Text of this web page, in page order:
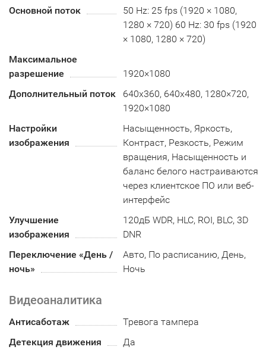
Основной поток
50 Hz: 25 fps (1920 × 1080,
1280 × 720) 60 Hz: 30 fps (1920
× 1080, 1280 × 720)
Максимальное
разрешение
1920×1080
Дополнительный поток
640x360, 640x480, 1280×720,
1920×1080
Настройки
изображения
Насыщенность, Яркость,
Контраст, Резкость, Режим
вращения, Насыщенность и
баланс белого настраиваются
через клиентское ПО или веб-
интерфейс
Улучшение
изображения
120дБ WDR, HLC, ROI, BLC, 3D
DNR
Переключение «День /
ночь»
Авто, По расписанию, День,
Ночь
Видеоаналитика
Антисаботаж
Тревога тампера
Детекция движения
Да